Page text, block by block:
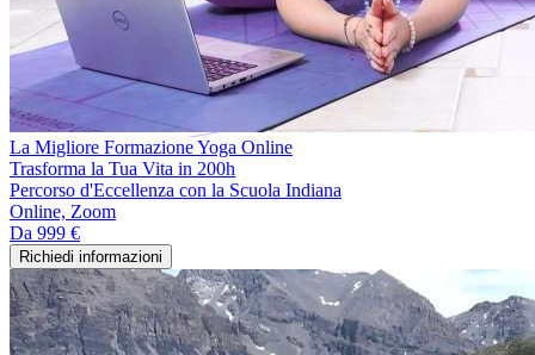
La Migliore Formazione Yoga Online
Trasforma la Tua Vita in 200h
Percorso d'Eccellenza con la Scuola Indiana
Online, Zoom
Da 999 €
Richiedi informazioni